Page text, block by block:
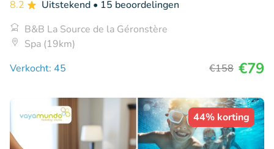
8.2 Uitstekend • 15 beoordelingen
B&B La Source de la Géronstère
Spa (19km)
Verkocht: 45
€158 €79
44% korting